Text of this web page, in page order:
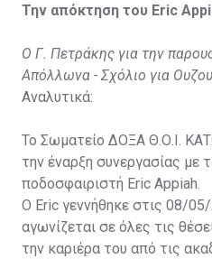
Την απόκτηση του Eric
Ο Γ. Πετράκης για την
Απόλλωνα - Σχόλιο για
Αναλυτικά:
Το Σωματείο ΔΟΞΑ Θ.Ο.Ι.
την έναρξη συνεργασίας με
ποδοσφαιριστή Eric Appiah.
Ο Eric γεννήθηκε στις 08/
αγωνίζεται σε όλες τις
την καριέρα του από τις